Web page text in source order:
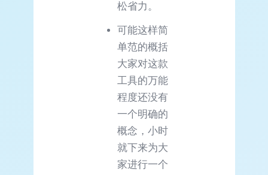
松省力。
可能这样简
单范的概括
大家对这款
工具的万能
程度还没有
一个明确的
概念，小时
就下来为大
家进行一个